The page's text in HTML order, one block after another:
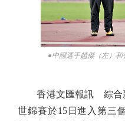
●中國選手趙傑（左）
香港文匯報訊 綜合新
世錦賽於15日進入第三